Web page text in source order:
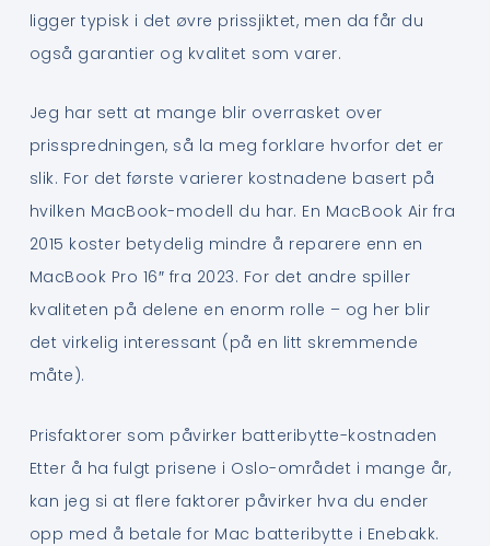
ligger typisk i det øvre prissjiktet, men da får du
også garantier og kvalitet som varer.
Jeg har sett at mange blir overrasket over
prisspredningen, så la meg forklare hvorfor det er
slik. For det første varierer kostnadene basert på
hvilken MacBook-modell du har. En MacBook Air fra
2015 koster betydelig mindre å reparere enn en
MacBook Pro 16″ fra 2023. For det andre spiller
kvaliteten på delene en enorm rolle – og her blir
det virkelig interessant (på en litt skremmende
måte).
Prisfaktorer som påvirker batteribytte-kostnaden
Etter å ha fulgt prisene i Oslo-området i mange år,
kan jeg si at flere faktorer påvirker hva du ender
opp med å betale for Mac batteribytte i Enebakk.